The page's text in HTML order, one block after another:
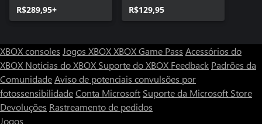
R$289,95+ R$129,95
XBOX consoles Jogos XBOXXBOX Game Pass Acessórios do
XBOX Notícias do XBOX Suporte do XBOX Feedback Padrões da
ComunidadeAviso de potenciais convulsões por
fotossensibilidadeConta Microsoft Suporte da Microsoft Store
Devoluções Rastreamento de pedidos
Jogos